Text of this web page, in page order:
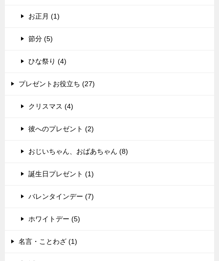
お正月 (1)
節分 (5)
ひな祭り (4)
プレゼントお役立ち (27)
クリスマス (4)
彼へのプレゼント (2)
おじいちゃん、おばあちゃん (8)
誕生日プレゼント (1)
バレンタインデー (7)
ホワイトデー (5)
名言・ことわざ (1)